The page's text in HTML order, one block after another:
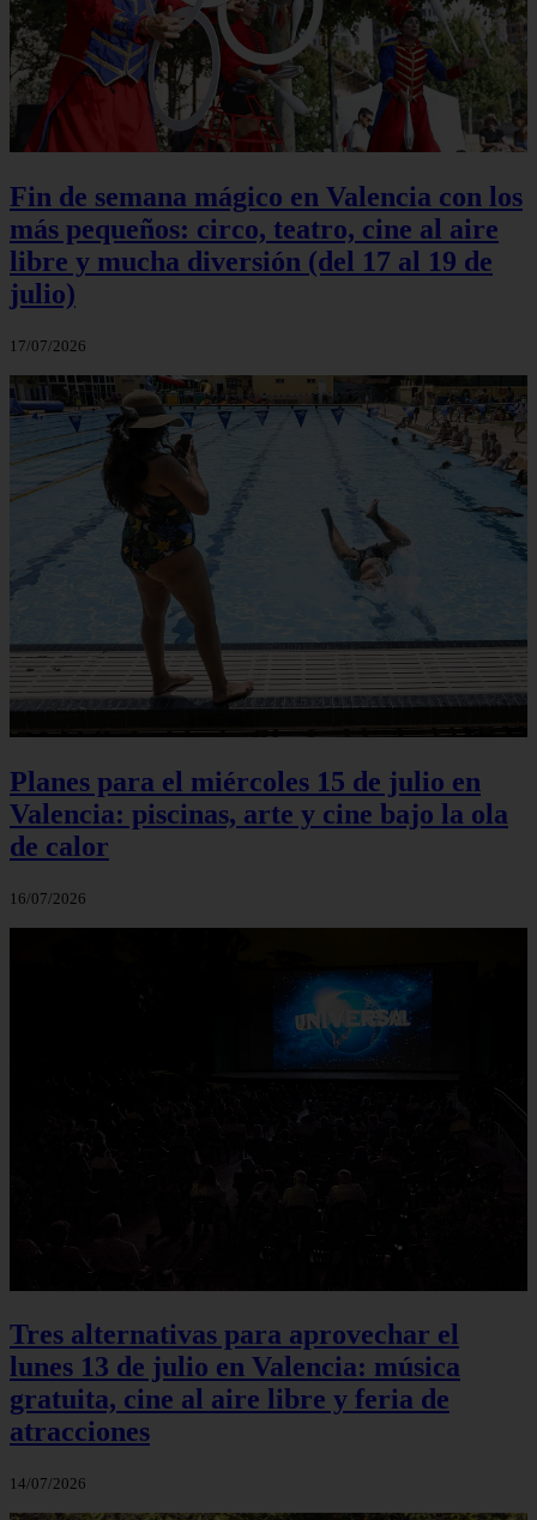
Fin de semana mágico en Valencia con los
más pequeños: circo, teatro, cine al aire
libre y mucha diversión (del 17 al 19 de
julio)
17/07/2026
Planes para el miércoles 15 de julio en
Valencia: piscinas, arte y cine bajo la ola
de calor
16/07/2026
Tres alternativas para aprovechar el
lunes 13 de julio en Valencia: música
gratuita, cine al aire libre y feria de
atracciones
14/07/2026